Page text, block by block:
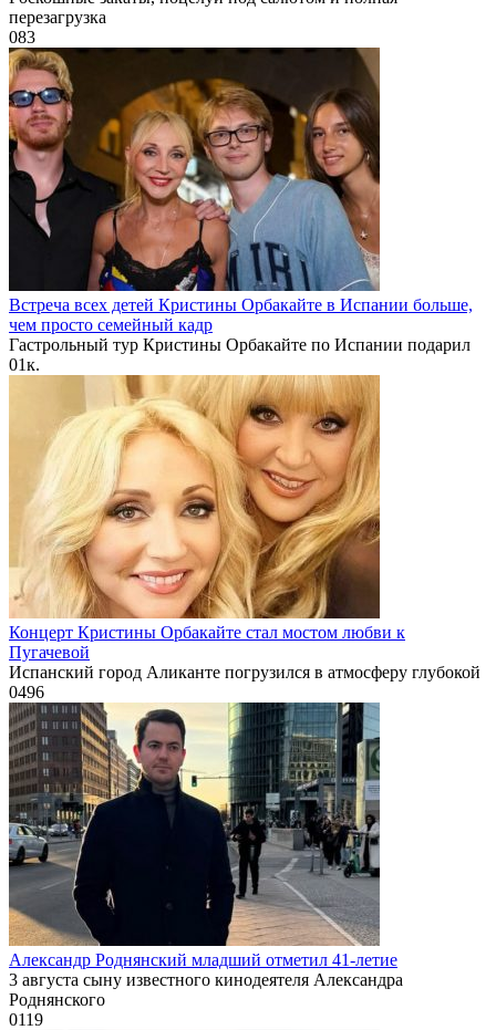
перезагрузка
083
Встреча всех детей Кристины Орбакайте в Испании больше,
чем просто семейный кадр
Гастрольный тур Кристины Орбакайте по Испании подарил
01к.
Концерт Кристины Орбакайте стал мостом любви к
Пугачевой
Испанский город Аликанте погрузился в атмосферу глубокой
0496
Александр Роднянский младший отметил 41-летие
3 августа сыну известного кинодеятеля Александра
Роднянского
0119